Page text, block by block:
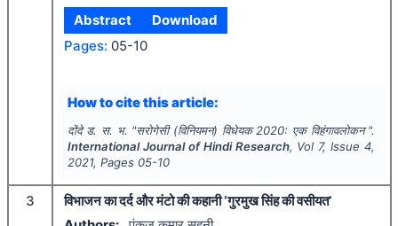
Abstract
Download
Pages: 05-10
How to cite this article:
दोंदे ड. स. भ. "सरोगेसी (विनियमन) विधेयक 2020: एक विहंगावलोकन ".
International Journal of Hindi Research, Vol 7, Issue4,
2021, Pages 05-10
3
विभाजन का दर्द और मंटो की कहानी ‘गुरमुख सिंह की वसीयत’